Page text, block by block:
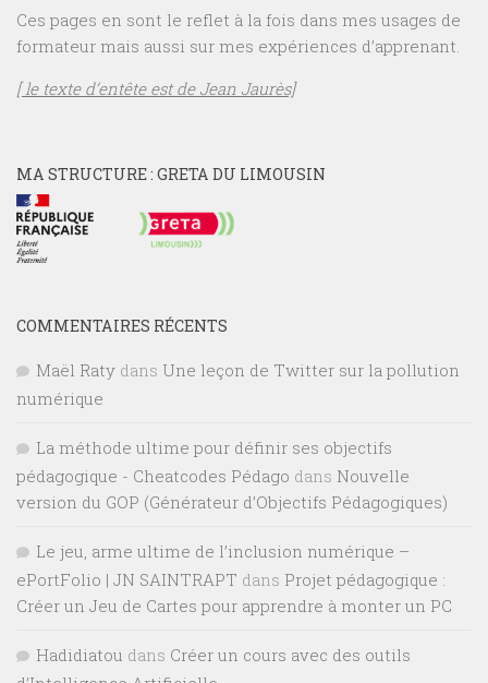
Ces pages en sont le reflet à la fois dans mes usages de
formateur mais aussi sur mes expériences d’apprenant.
[ le texte d’entête est de Jean Jaurès]
MA STRUCTURE : GRETA DU LIMOUSIN
COMMENTAIRES RÉCENTS
Maël Raty dans Une leçon de Twitter sur la pollution
numérique
La méthode ultime pour définir ses objectifs
pédagogique - Cheatcodes Pédago dans Nouvelle
version du GOP (Générateur d’Objectifs Pédagogiques)
Le jeu, arme ultime de l’inclusion numérique –
ePortFolio | JN SAINTRAPT dans Projet pédagogique :
Créer un Jeu de Cartes pour apprendre à monter un PC
Hadidiatou dans Créer un cours avec des outils